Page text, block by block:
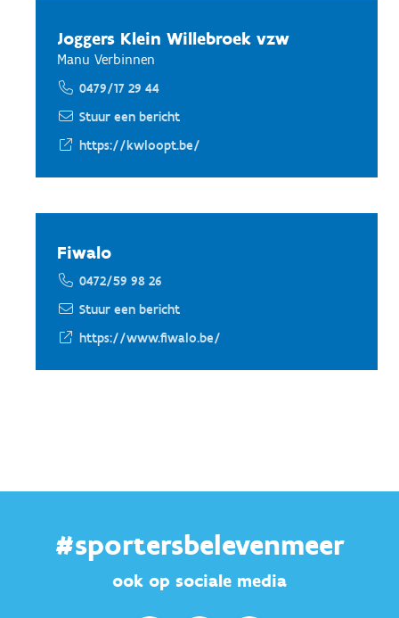
Joggers Klein Willebroek vzw
Manu Verbinnen
0479/17 29 44
Stuur een bericht
https://kwloopt.be/
Fiwalo
0472/59 98 26
Stuur een bericht
https://www.fiwalo.be/
#sportersbelevenmeer
ook op sociale media